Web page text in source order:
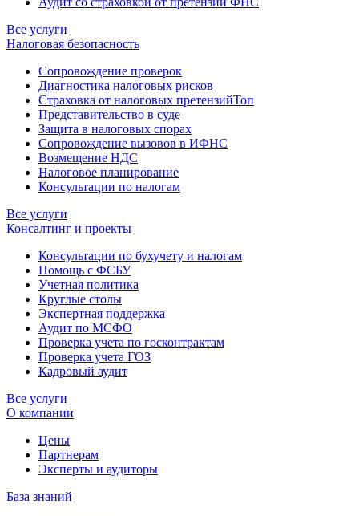
Все услуги
Налоговая безопасность
Сопровождение проверок
Диагностика налоговых рисков
Страховка от налоговых претензийТоп
Представительство в суде
Защита в налоговых спорах
Сопровождение вызовов в ИФНС
Возмещение НДС
Налоговое планирование
Консультации по налогам
Все услуги
Консалтинг и проекты
Консультации по бухучету и налогам
Помощь с ФСБУ
Учетная политика
Круглые столы
Экспертная поддержка
Аудит по МСФО
Проверка учета по госконтрактам
Проверка учета ГОЗ
Кадровый аудит
Все услуги
О компании
Цены
Партнерам
Эксперты и аудиторы
База знаний